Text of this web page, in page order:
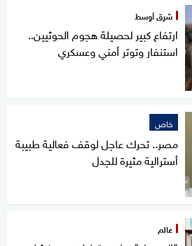
شرق أوسط
ارتفاع كبير لحصيلة هجوم الحوثيين..
استنفار وتوتر أمني وعسكري
خاص
مصر.. تحرك عاجل لوقف فعالية طبيبة
أسترالية مثيرة للجدل
عالم